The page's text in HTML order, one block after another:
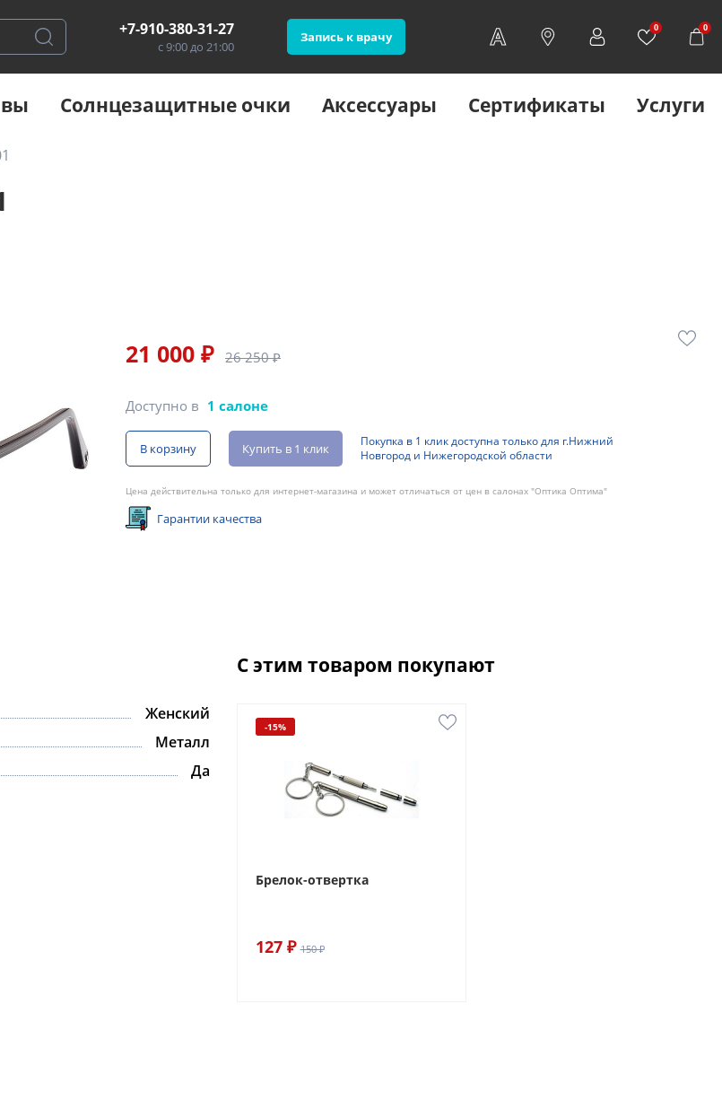
+7-910-380-31-27
с 9:00 до 21:00
Запись к врачу
0 0
Солнцезащитные очки Аксессуары Сертификаты Услуги
21 000 ₽ 26 250 ₽
Доступно в 1 салоне
В корзину Купить в 1 клик
Покупка в 1 клик доступна только для г.Нижний
Новгород и Нижегородской области
Цена действительна только для интернет-магазина и может отличаться от цен в салонах "Оптика Оптима"
Гарантии качества
Женский
Металл
Да
С этим товаром покупают
-15%
Брелок-отвертка
127 ₽ 150 ₽